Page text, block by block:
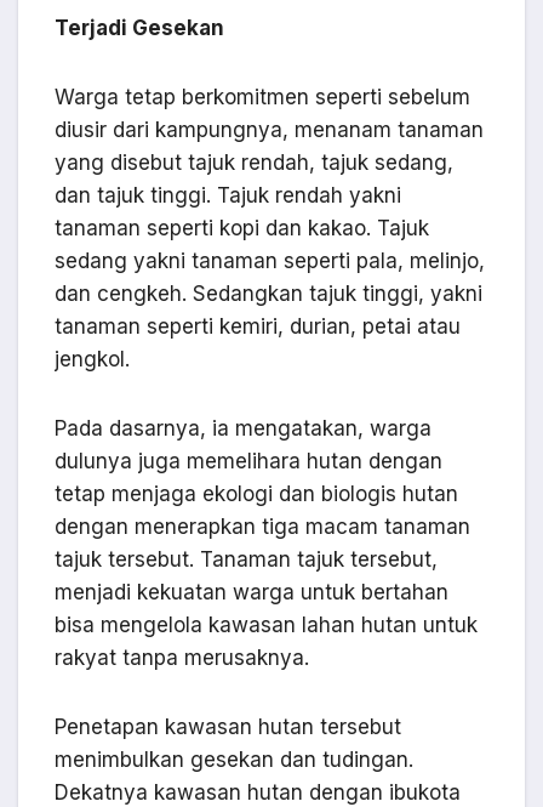
Terjadi Gesekan
Warga tetap berkomitmen seperti sebelum
diusir dari kampungnya, menanam tanaman
yang disebut tajuk rendah, tajuk sedang,
dan tajuk tinggi. Tajuk rendah yakni
tanaman seperti kopi dan kakao. Tajuk
sedang yakni tanaman seperti pala, melinjo,
dan cengkeh. Sedangkan tajuk tinggi, yakni
tanaman seperti kemiri, durian, petai atau
jengkol.
Pada dasarnya, ia mengatakan, warga
dulunya juga memelihara hutan dengan
tetap menjaga ekologi dan biologis hutan
dengan menerapkan tiga macam tanaman
tajuk tersebut. Tanaman tajuk tersebut,
menjadi kekuatan warga untuk bertahan
bisa mengelola kawasan lahan hutan untuk
rakyat tanpa merusaknya.
Penetapan kawasan hutan tersebut
menimbulkan gesekan dan tudingan.
Dekatnya kawasan hutan dengan ibukota